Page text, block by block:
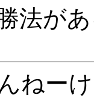
法が
ねー